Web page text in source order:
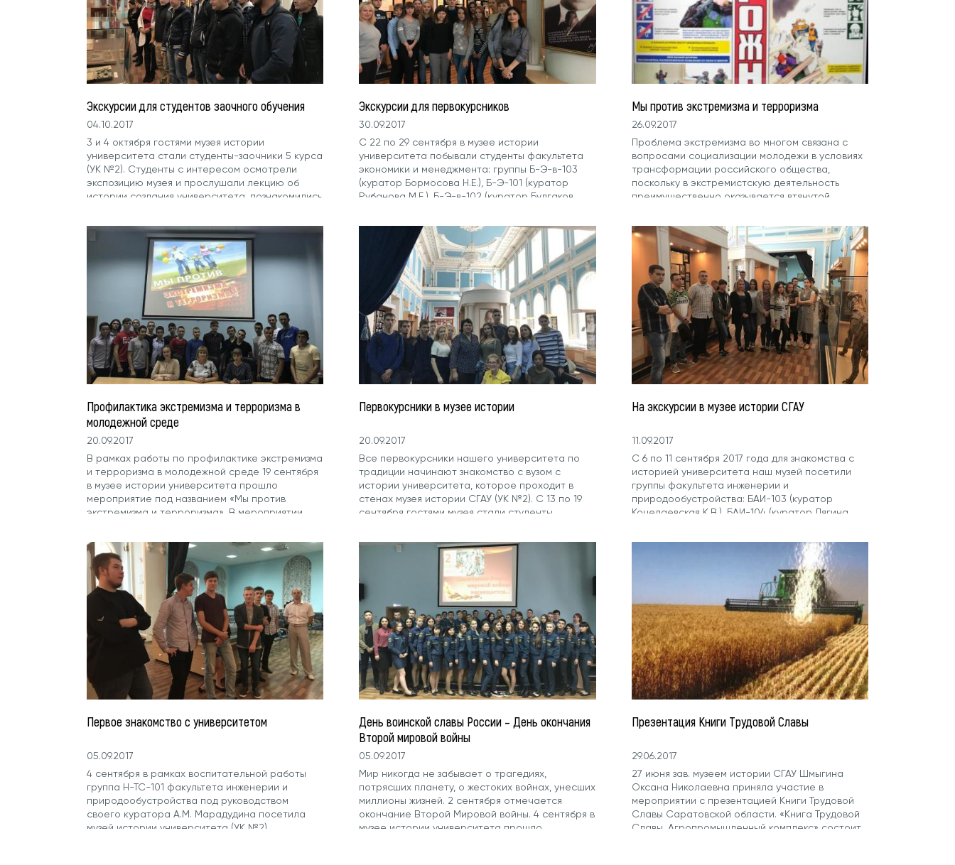
Экскурсии для студентов заочного обучения
04.10.2017
3 и 4 октября гостями музея истории
университета стали студенты-заочники 5 курса
(УК №2). Студенты с интересом осмотрели
экспозицию музея и прослушали лекцию об
истории создания университета, познакомились
подробнее о судьбе Н.И. Вавилова, а также
посмотрели представленные экспонаты.
Экскурсии для первокурсников
30.09.2017
С 22 по 29 сентября в музее истории
университета побывали студенты факультета
экономики и менеджмента: группы Б-Э-в-103
(куратор Бормосова Н.Е.), Б-Э-101 (куратор
Рубанова М.Е.), Б-Э-в-102 (куратор Булгаков
Мы против экстремизма и терроризма
26.09.2017
Проблема экстремизма во многом связана с
вопросами социализации молодежи в условиях
трансформации российского общества,
поскольку в экстремистскую деятельность
преимущественно оказывается втянутой
Профилактика экстремизма и терроризма в
молодежной среде
20.09.2017
В рамках работы по профилактике экстремизма
и терроризма в молодежной среде 19 сентября
в музее истории университета прошло
мероприятие под названием «Мы против
экстремизма и терроризма». В мероприятии
Первокурсники в музее истории
20.09.2017
Все первокурсники нашего университета по
традиции начинают знакомство с вузом с
истории университета, которое проходит в
стенах музея истории СГАУ (УК №2). С 13 по 19
сентября гостями музея стали студенты
На экскурсии в музее истории СГАУ
11.09.2017
С 6 по 11 сентября 2017 года для знакомства с
историей университета наш музей посетили
группы факультета инженерии и
природообустройства: БАИ-103 (куратор
Кочелаевская К.В.), БАИ-104 (куратор Лягина
Первое знакомство с университетом
05.09.2017
4 сентября в рамках воспитательной работы
группа Н-ТС-101 факультета инженерии и
природообустройства под руководством
своего куратора А.М. Марадудина посетила
музей истории университета (УК №2).
День воинской славы России – День окончания
Второй мировой войны
05.09.2017
Мир никогда не забывает о трагедиях,
потрясших планету, о жестоких войнах, унесших
миллионы жизней. 2 сентября отмечается
окончание Второй Мировой войны. 4 сентября в
музее истории университета прошло
Презентация Книги Трудовой Славы
29.06.2017
27 июня зав. музеем истории СГАУ Шмыгина
Оксана Николаевна приняла участие в
мероприятии с презентацией Книги Трудовой
Славы Саратовской области. «Книга Трудовой
Славы. Агропромышленный комплекс» состоит